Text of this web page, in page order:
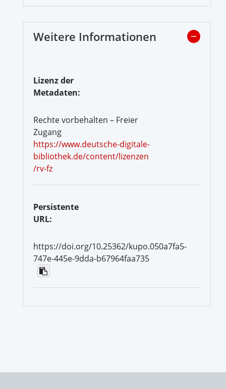
Weitere Informationen
Lizenz der
Metadaten:
Rechte vorbehalten – Freier
Zugang
https://www.deutsche-digitale-
bibliothek.de/content/lizenzen
/rv-fz
Persistente
URL:
https://doi.org/10.25362/kupo.050a7fa5-
747e-445e-9dda-b67964faa735